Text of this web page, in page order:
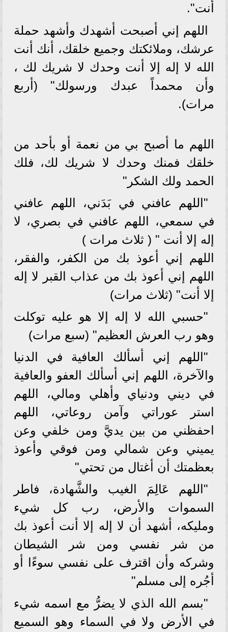
أنت".
اللهم إني أصبحت أشهدك وأشهد حملة
عرشك، وملائكتك وجميع خلقك، أنك أنت
الله لا إله إلا أنت وحدك لا شريك لك ،
وأن محمداً عبدك ورسولك" (أربع
مرات).
اللهم ما أصبح بي من نعمة أو بأحد من
خلقك فمنك وحدك لا شريك لك، فلك
الحمد ولك الشكر"
"اللهم عافني في بَدَني، اللهم عافني
في سمعي، اللهم عافني في بصري، لا
إله إلا أنت " ( ثلاث مرات )
اللهم إني أعوذ بك من الكفر، والفقر،
اللهم إني أعوذ بك من عذاب القبر لا إله
إلا أنت" (ثلاث مرات)
"حسبي الله لا إله إلا هو عليه توكلت
وهو رب العرش العظيم" (سبع مرات)
"اللهم إني أسألك العافية في الدنيا
والآخرة، اللهم إني أسألك العفو والعافية
في ديني ودنياي وأهلي ومالي، اللهم
استر عوراتي وآمن روعاتي، اللهم
احفظني من بين يديَّ ومن خلفي وعن
يميني وعن شمالي ومن فوقي وأعوذ
بعظمتك أن أغتال من تحتي"
"اللهم عَالِمَ الغيب والشَّهادة، فاطر
السموات والأرض، رب كل شيء
ومليكه، أشهد أن لا إله إلا أنت أعوذ بك
من شر نفسي ومن شر الشيطان
وشركه وأن اقترف على نفسي سوءًا أو
أجُره إلى مسلم"
"بسم الله الذي لا يضرُّ مع اسمه شيء
في الأرض ولا في السماء وهو السميع